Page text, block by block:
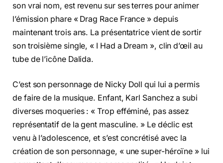
son vrai nom, est revenu sur ses terres pour animer
l’émission phare « Drag Race France » depuis
maintenant trois ans. La présentatrice vient de sortir
son troisième single, « I Had a Dream », clin d’œil au
tube de l’icône Dalida.
C’est son personnage de Nicky Doll qui lui a permis
de faire de la musique. Enfant, Karl Sanchez a subi
diverses moqueries : « Trop efféminé, pas assez
représentatif de la gent masculine. » Le déclic est
venu à l’adolescence, et s’est concrétisé avec la
création de son personnage, « une super-héroïne » lui